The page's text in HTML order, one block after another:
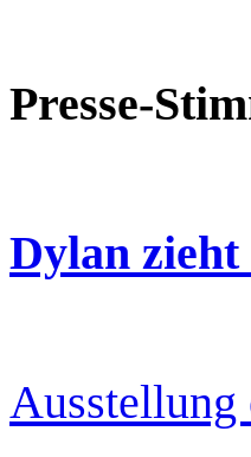
Presse-
Dylan zieht